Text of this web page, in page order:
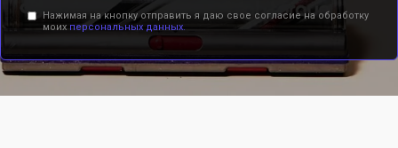
Нажимая на кнопку отправить я даю свое согласие на обработку
моих персональных данных.